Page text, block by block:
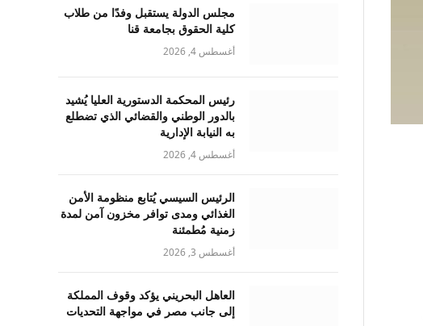
مجلس الدولة يستقبل وفدًا من طلاب
كلية الحقوق بجامعة قنا
أغسطس 4, 2026
رئيس المحكمة الدستورية العليا يُشيد
بالدور الوطني والقضائي الذي تضطلع
به النيابة الإدارية
أغسطس 4, 2026
الرئيس السيسي يُتابع منظومة الأمن
الغذائي ومدى توافر مخزون آمن لمدة
زمنية مُطمئنة
أغسطس 3, 2026
العاهل البحريني يؤكد وقوف المملكة
إلى جانب مصر في مواجهة التحديات